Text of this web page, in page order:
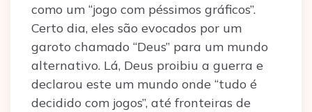
como um “jogo com péssimos gráficos”.
Certo dia, eles são evocados por um
garoto chamado “Deus” para um mundo
alternativo. Lá, Deus proibiu a guerra e
declarou este um mundo onde “tudo é
decidido com jogos”, até fronteiras de